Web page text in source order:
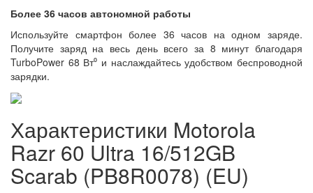
Более 36 часов автономной работы
Используйте смартфон более 36 часов на одном заряде.
Получите заряд на весь день всего за 8 минут благодаря
TurboPower 68 Вт⁰ и наслаждайтесь удобством беспроводной
зарядки.
Характеристики Motorola
Razr 60 Ultra 16/512GB
Scarab (PB8R0078) (EU)